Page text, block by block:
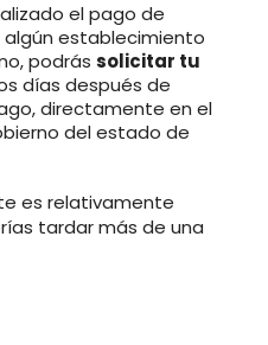
el pago de
establecimiento
podrás solicitar tu
días después de
directamente en el
del estado de
es relativamente
tardar más de una